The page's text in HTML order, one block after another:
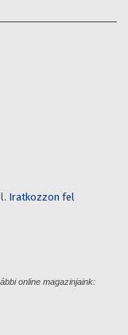
Iratkozzon fel
online magazinjaink: